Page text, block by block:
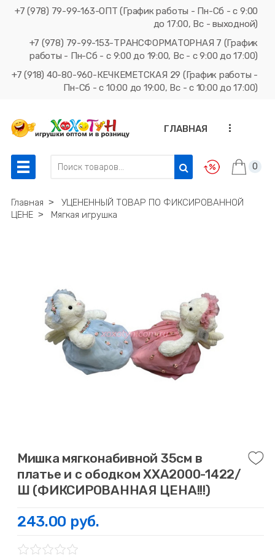
+7 (978) 79-99-163-ОПТ (График работы - Пн-Сб - с 9:00
до 17:00, Вс - выходной)
+7 (978) 79-99-153-ТРАНСФОРМАТОРНАЯ 7 (График
работы - Пн-Сб - с 9:00 до 19:00, Вс - с 9:00 до 17:00)
+7 (918) 40-80-960-КЕЧКЕМЕТСКАЯ 29 (График работы -
Пн-Сб - с 10:00 до 19:00, Вс - с 10:00 до 17:00)
ГЛАВНАЯ ...
0
Главная ˃
УЦЕНЕННЫЙ ТОВАР ПО ФИКСИРОВАННОЙ
ЦЕНЕ ˃ Мягкая игрушка
Мишка мягконабивной 35см в
платье и с ободком ХХА2000-1422/
Ш (ФИКСИРОВАННАЯ ЦЕНА!!!)
243.00 руб.